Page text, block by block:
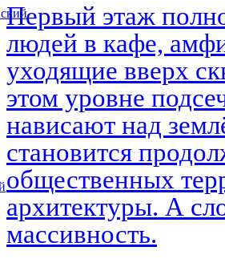
Первый этаж
людей в кафе,
уходящие вверх
этом уровне
нависают над
становится
общественных
архитектуры. А
массивность.